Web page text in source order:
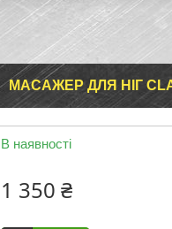
МАСАЖЕР ДЛЯ НІГ
В наявності
1 350 ₴